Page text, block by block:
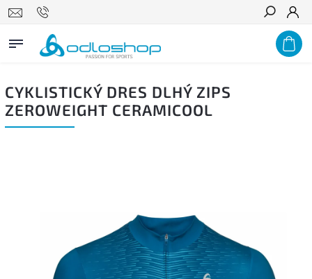
Hľadať
CYKLISTICKÝ DRES DLHÝ ZIPS
ZEROWEIGHT CERAMICOOL